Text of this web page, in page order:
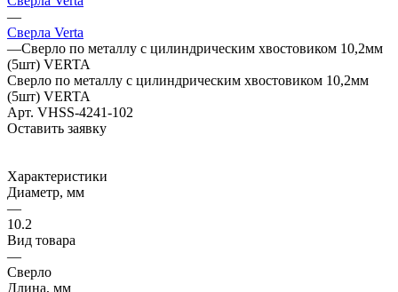
—
Сверла Verta
—Сверло по металлу с цилиндрическим хвостовиком 10,2мм
(5шт) VERTA
Сверло по металлу с цилиндрическим хвостовиком 10,2мм
(5шт) VERTA
Арт. VHSS-4241-102
Оставить заявку
Характеристики
Диаметр, мм
—
10.2
Вид товара
—
Сверло
Длина, мм